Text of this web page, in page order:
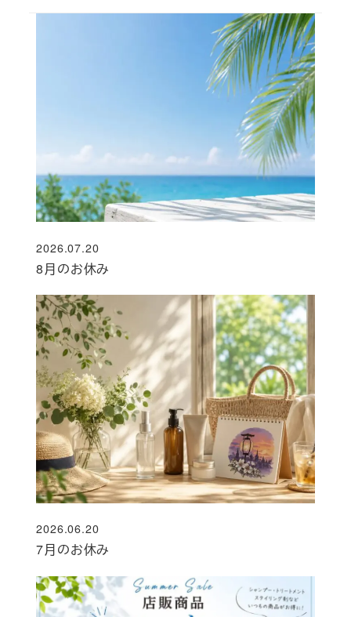
8月のお休み
投稿日
2026.07.20
7月のお休み
投稿日
2026.06.20